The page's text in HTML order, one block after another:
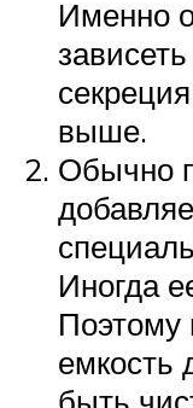
Именно
выше.
Обычно
Иногда
Поэтому
емкость